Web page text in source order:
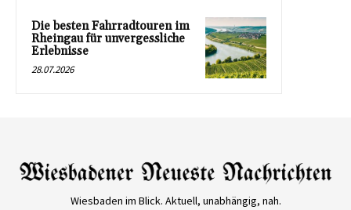
Die besten Fahrradtouren im
Rheingau für unvergessliche
Erlebnisse
28.07.2026
Wiesbaden im Blick. Aktuell, unabhängig, nah.